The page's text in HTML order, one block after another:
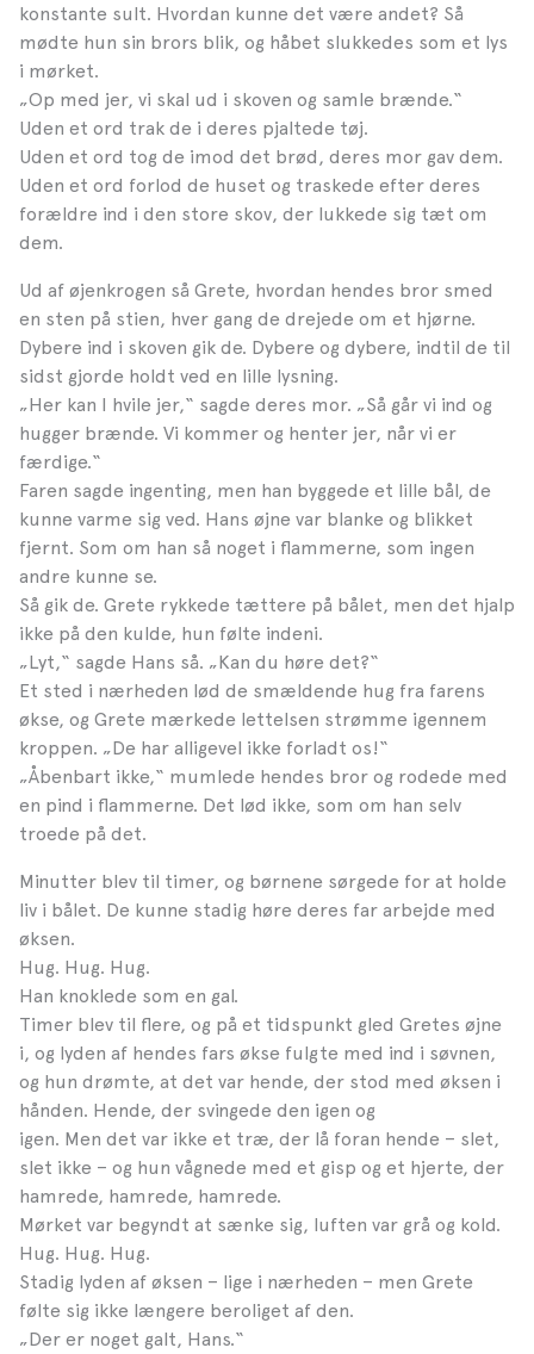
konstante sult. Hvordan kunne det være andet? Så
mødte hun sin brors blik, og håbet slukkedes som et lys
i mørket.
„Op med jer, vi skal ud i skoven og samle brænde.“
Uden et ord trak de i deres pjaltede tøj.
Uden et ord tog de imod det brød, deres mor gav dem.
Uden et ord forlod de huset og traskede efter deres
forældre ind i den store skov, der lukkede sig tæt om
dem.
Ud af øjenkrogen så Grete, hvordan hendes bror smed
en sten på stien, hver gang de drejede om et hjørne.
Dybere ind i skoven gik de. Dybere og dybere, indtil de til
sidst gjorde holdt ved en lille lysning.
„Her kan I hvile jer,“ sagde deres mor. „Så går vi ind og
hugger brænde. Vi kommer og henter jer, når vi er
færdige.“
Faren sagde ingenting, men han byggede et lille bål, de
kunne varme sig ved. Hans øjne var blanke og blikket
fjernt. Som om han så noget i flammerne, som ingen
andre kunne se.
Så gik de. Grete rykkede tættere på bålet, men det hjalp
ikke på den kulde, hun følte indeni.
„Lyt,“ sagde Hans så. „Kan du høre det?“
Et sted i nærheden lød de smældende hug fra farens
økse, og Grete mærkede lettelsen strømme igennem
kroppen. „De har alligevel ikke forladt os!“
„Åbenbart ikke,“ mumlede hendes bror og rodede med
en pind i flammerne. Det lød ikke, som om han selv
troede på det.
Minutter blev til timer, og børnene sørgede for at holde
liv i bålet. De kunne stadig høre deres far arbejde med
øksen.
Hug. Hug. Hug.
Han knoklede som en gal.
Timer blev til flere, og på et tidspunkt gled Gretes øjne
i, og lyden af hendes fars økse fulgte med ind i søvnen,
og hun drømte, at det var hende, der stod med øksen i
hånden. Hende, der svingede den igen og
igen. Men det var ikke et træ, der lå foran hende – slet,
slet ikke – og hun vågnede med et gisp og et hjerte, der
hamrede, hamrede, hamrede.
Mørket var begyndt at sænke sig, luften var grå og kold.
Hug. Hug. Hug.
Stadig lyden af øksen – lige i nærheden – men Grete
følte sig ikke længere beroliget af den.
„Der er noget galt, Hans.“